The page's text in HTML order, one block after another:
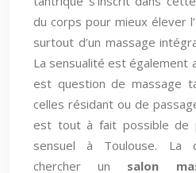
du corps pour mieux élever
surtout d’un massage
La sensualité est également
est question de massage
celles résidant ou de
est tout à fait possible de
sensuel à Toulouse. La
chercher un salon